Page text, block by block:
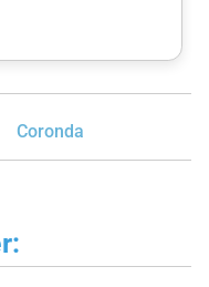
Coronda